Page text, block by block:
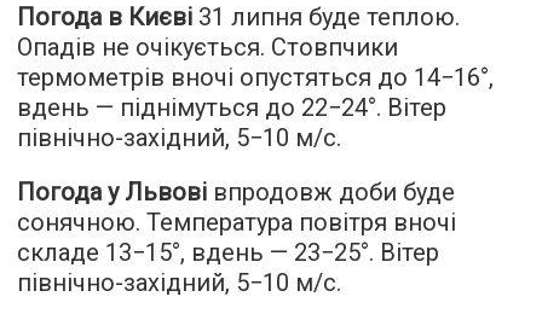
Погода в Києві 31 липня буде теплою.
Опадів не очікується. Стовпчики
термометрів вночі опустяться до 14−16°,
вдень — піднімуться до 22−24°. Вітер
північно-західний, 5−10 м/с.
Погода у Львові впродовж доби буде
сонячною. Температура повітря вночі
складе 13−15°, вдень — 23−25​​°. Вітер
північно-західний, 5−10 м/с.